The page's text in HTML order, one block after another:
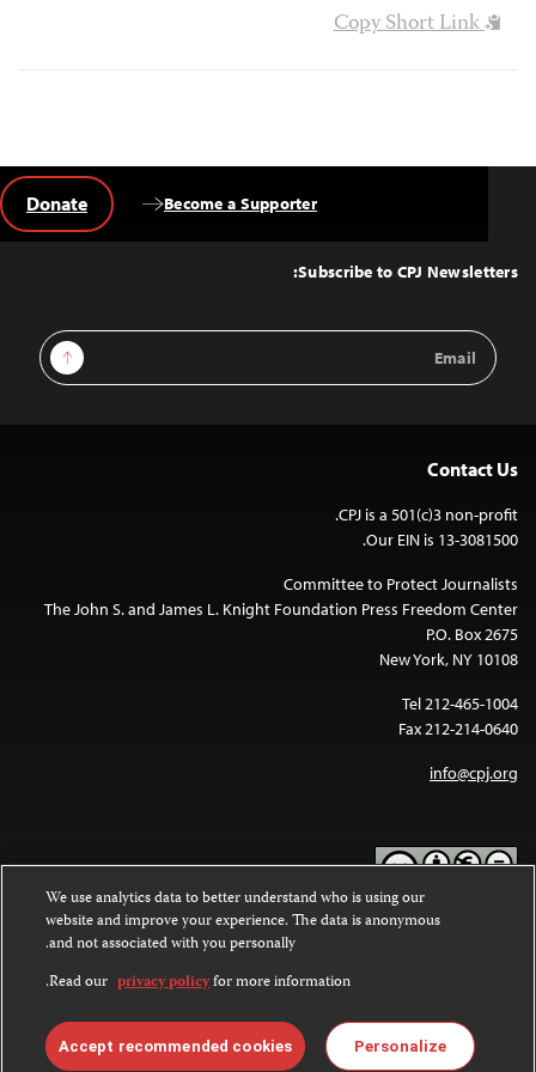
Copy Short Link
Top
Subscribe to CPJ Newsletters:
Email
Address
Sign Up
Become a Supporter
Donate
Contact Us
CPJ is a 501(c)3 non-profit.
Our EIN is 13-3081500.
Committee to Protect Journalists
The John S. and James L. Knight Foundation Press Freedom Center
P.O. Box 2675
New York, NY 10108
Tel 212-465-1004
Fax 212-214-0640
info@cpj.org
Except where noted, text on this website is licensed under a
Commons Attribution-NonCommercial-NoDerivatives 4.0
Images and other media are not covered by the Creative Commons
license. For more information about permissions, see our
.
We use analytics data to better understand who is using our
website and improve your experience. The data is anonymous
and not associated with you personally.
Read our privacy policyfor more information.
Personalize
Accept recommended cookies